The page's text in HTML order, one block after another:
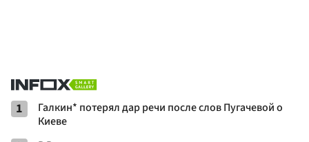
1
Галкин* потерял дар речи после слов Пугачевой о
Киеве